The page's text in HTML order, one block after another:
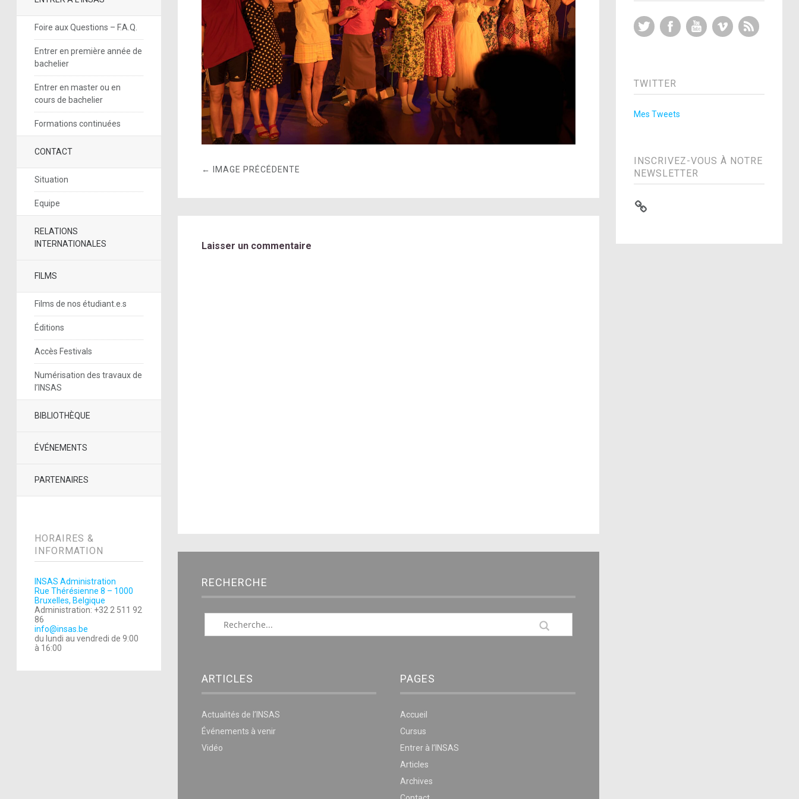
Foire aux Questions – F.A.Q.
Entrer en première année de
bachelier
Entrer en master ou en
cours de bachelier
Formations continuées
CONTACT
Situation
Equipe
RELATIONS
INTERNATIONALES
FILMS
Films de nos étudiant.e.s
Éditions
Accès Festivals
Numérisation des travaux de
l’INSAS
BIBLIOTHÈQUE
ÉVÉNEMENTS
PARTENAIRES
HORAIRES &
INFORMATION
INSAS Administration
Rue Thérésienne 8 – 1000
Bruxelles, Belgique
Administration: +32 2 511 92
86
info@insas.be
du lundi au vendredi de 9:00
à 16:00
← IMAGE PRÉCÉDENTE
Laisser un commentaire
RECHERCHE
ARTICLES
Actualités de l’INSAS
Événements à venir
Vidéo
PAGES
Accueil
Cursus
Entrer à l’INSAS
Articles
Archives
Twitter FacebookYouTubeVimeo
TWITTER
Mes Tweets
INSCRIVEZ-VOUS À NOTRE
NEWSLETTER